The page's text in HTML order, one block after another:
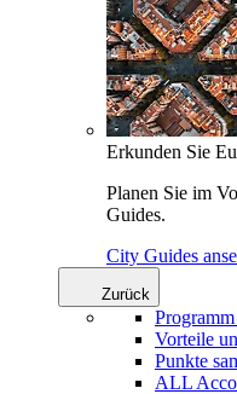
Erkunden Sie
Planen Sie im
Guides.
City Guides
Zurück
Vorteile
Punkte
ALL